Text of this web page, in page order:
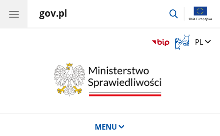
gov.pl
przejdź
Otwórz
okno
Zmień
PL
MENU